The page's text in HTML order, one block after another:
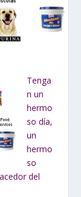
Tenga
n un
hermo
so día,
un
hermo
so
del